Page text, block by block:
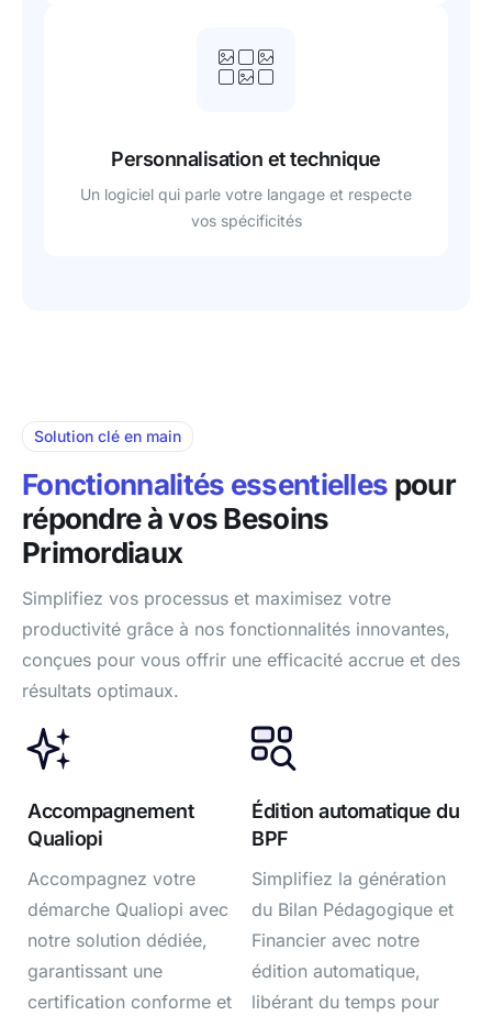
Personnalisation et technique
Un logiciel qui parle votre langage et respecte
vos spécificités
Solution clé en main
Fonctionnalités essentielles pour
répondre à vos Besoins
Primordiaux
Simplifiez vos processus et maximisez votre
productivité grâce à nos fonctionnalités innovantes,
conçues pour vous offrir une efficacité accrue et des
résultats optimaux.
Accompagnement
Qualiopi
Accompagnez votre
démarche Qualiopi avec
notre solution dédiée,
garantissant une
certification conforme et
Édition automatique du
BPF
Simplifiez la génération
du Bilan Pédagogique et
Financier avec notre
édition automatique,
libérant du temps pour